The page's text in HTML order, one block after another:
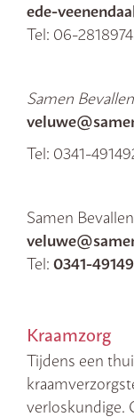
ede-
Tel: 06-
Samen
Tel: 0341-
Samen
Tel: 0341-
Kraamzorg
Tijdens een
verloskundige.